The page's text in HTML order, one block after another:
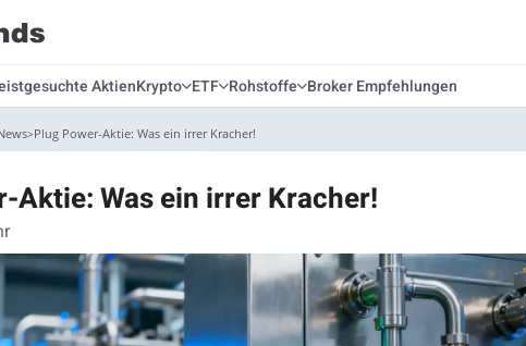
AktienKrypto ETF Rohstoffe Broker Empfehlungen
Plug Power-Aktie: Was ein irrer Kracher!
Aktie: Was ein irrer Kracher!